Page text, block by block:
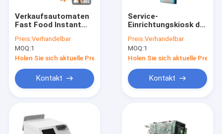
Verkaufsautomaten
Fast Food Instant
Selbstbedienung mit
Mikrowelle
Preis:Verhandelbar
MOQ:1
Holen Sie sich aktuelle Preis
Kontakt
Service-
Einrichtungskiosk der
digitalen
Beschilderung
Selbstfür Innen
Preis:Verhandelbar
MOQ:1
Holen Sie sich aktuelle Preis
Kontakt